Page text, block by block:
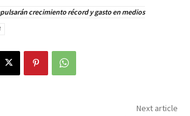
crecimiento récord y gasto en medios
Next article